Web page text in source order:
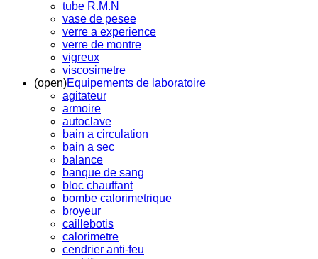
tube R.M.N
vase de pesee
verre a experience
verre de montre
vigreux
viscosimetre
(open)Equipements de laboratoire
agitateur
armoire
autoclave
bain a circulation
bain a sec
balance
banque de sang
bloc chauffant
bombe calorimetrique
broyeur
caillebotis
calorimetre
cendrier anti-feu